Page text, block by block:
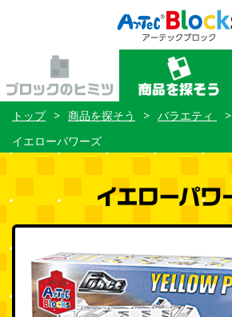
トップ 商品を探そう バラエティ
イエローパワーズ